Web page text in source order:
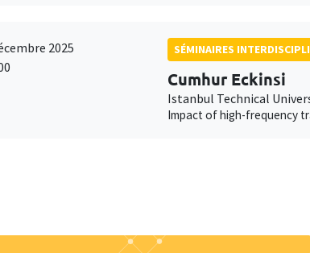
2025
SÉMINAIRES
Cumhur Eckinsi
Istanbul Technical
Impact of high-frequency